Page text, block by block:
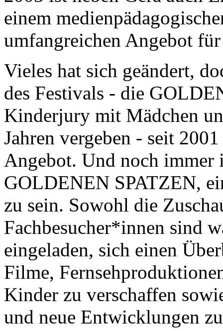
einem
umfangreichen Angebot
Vieles hat sich geändert,
des Festivals - die
Kinderjury mit Mädchen
Jahren vergeben - seit
Angebot. Und noch immer
GOLDENEN SPATZEN,
zu sein. Sowohl die
Fachbesucher*innen sind
eingeladen, sich einen
Filme,
Kinder zu verschaffen
und neue Entwicklungen